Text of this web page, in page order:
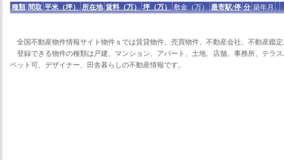
種類 間取 平米（坪） 所在地 賃料（万） 坪（万） 敷金（万） 最寄駅/停 分 築年月
全国不動産物件情報サイト物件ｓでは賃貸物件、売買物件、不動産会社、不動産鑑定
登録できる物件の種類は戸建、マンション、アパート、土地、店舗、事務所、テラス
ペット可、デザイナー、田舎暮らしの不動産情報です。